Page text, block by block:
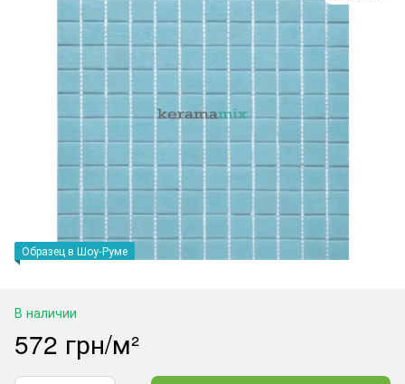
Образец в Шоу-Руме
В наличии
572 грн/м²